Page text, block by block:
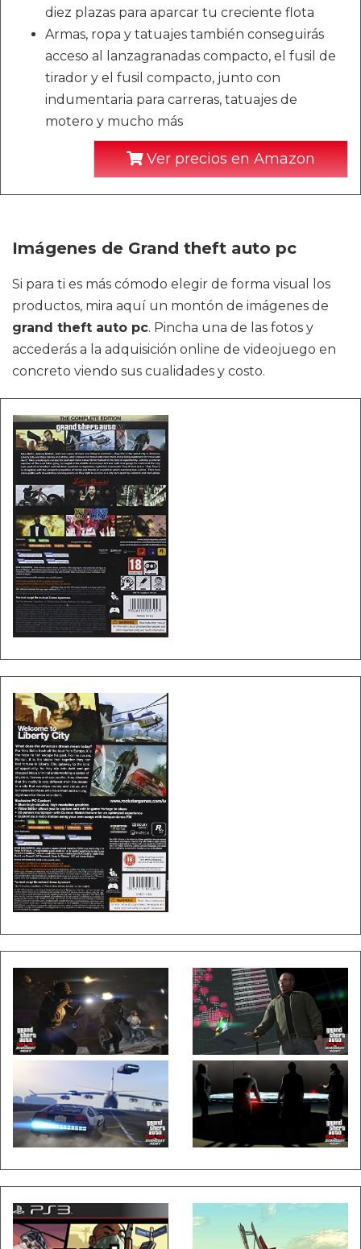
diez plazas para aparcar tu creciente flota
Armas, ropa y tatuajes también conseguirás
acceso al lanzagranadas compacto, el fusil de
tirador y el fusil compacto, junto con
indumentaria para carreras, tatuajes de
motero y mucho más
Ver precios en Amazon
Imágenes de Grand theft auto pc
Si para ti es más cómodo elegir de forma visual los
productos, mira aquí un montón de imágenes de
grand theft auto pc. Pincha una de las fotos y
accederás a la adquisición online de videojuego en
concreto viendo sus cualidades y costo.